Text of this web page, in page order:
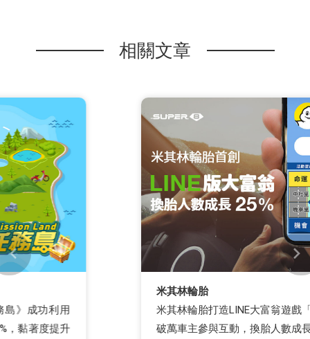
相關文章
米其林輪胎打造LINE大富翁遊戲「里遊大富翁」，
破萬車主參與互動，換胎人數成長25%！